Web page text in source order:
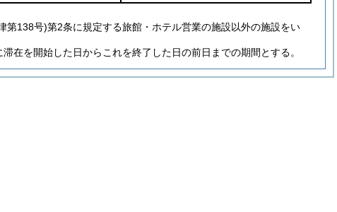
138号)第2条に規定する旅館・ホテル営業の施設以外の施設をい
在を開始した日からこれを終了した日の前日までの期間とする。